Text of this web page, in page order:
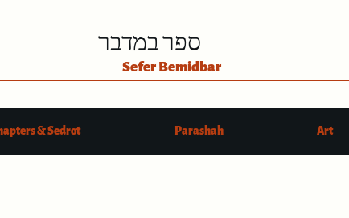
ספר במדבר
Sefer Bemidbar
& Sedrot Parashah Art